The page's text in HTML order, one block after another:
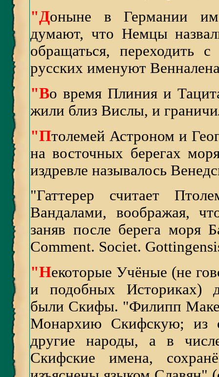
"Доныне в Германии
думают, что Немцы
обращаться,
русских именуют
"Во время Плиния и
жили близ Вислы, и
"Птолемей Астроном и
на восточных берегах
издревле называлось
"Гаттерер считает
Вандалами, воображая,
заняв после берега моря
Comment. Societ.
"Некоторые Учёные (не
и подобных Историках)
были Скифы. "Филипп
Монархию Скифскую; из
другие народы, а в
Скифские имена,